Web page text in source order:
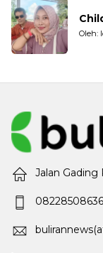
Oleh:
Jalan Gading